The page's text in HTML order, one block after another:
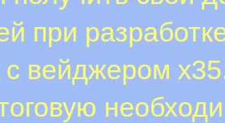
при
с вейджером